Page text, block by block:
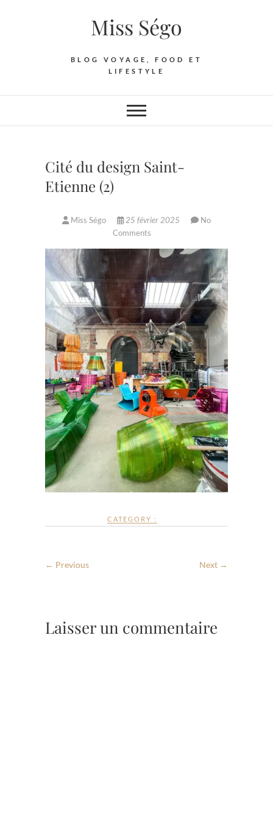
Miss Ségo
BLOG VOYAGE, FOOD ET
LIFESTYLE
Cité du design Saint-
Etienne (2)
Miss Ségo 25 février 2025
No
Comments
CATEGORY :
← Previous Next →
Laisser un commentaire